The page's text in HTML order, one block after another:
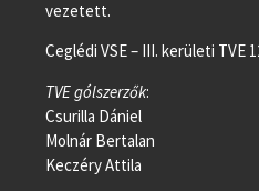
vezetett.
Ceglédi VSE – III. kerületi TVE
TVE gólszerzők:
Csurilla Dániel
Molnár Bertalan
Keczéry Attila